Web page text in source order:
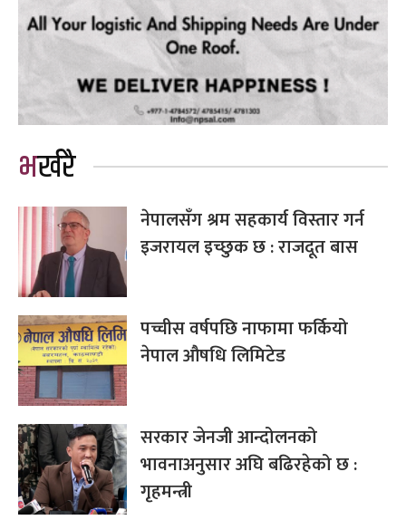
भर्खरै
नेपालसँग श्रम सहकार्य विस्तार गर्न
इजरायल इच्छुक छ : राजदूत बास
पच्चीस वर्षपछि नाफामा फर्कियो
नेपाल औषधि लिमिटेड
सरकार जेनजी आन्दोलनको
भावनाअनुसार अघि बढिरहेको छ :
गृहमन्त्री